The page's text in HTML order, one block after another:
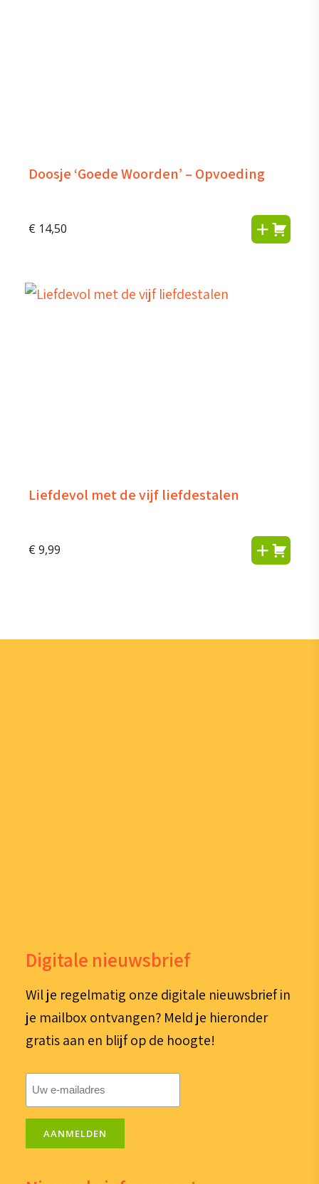
Doosje ‘Goede Woorden’ – Opvoeding
€ 14,50
Liefdevol met de vijf liefdestalen
€ 9,99
Digitale nieuwsbrief
Wil je regelmatig onze digitale nieuwsbrief in
je mailbox ontvangen? Meld je hieronder
gratis aan en blijf op de hoogte!
AANMELDEN